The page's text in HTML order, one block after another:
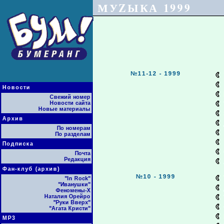
Новости
Свежий номер
Новости сайта
Новые материалы
Архив
По номерам
По разделам
Подписка
Почта
Редакция
Фан-клуб (архив)
"In Rock"
"Иванушки"
Феномены-Х
Наталия Орейро
"Руки Вверх"
"Агата Кристи"
МР3
МУZЫКА 1999
№11-12 - 1999
№10 - 1999